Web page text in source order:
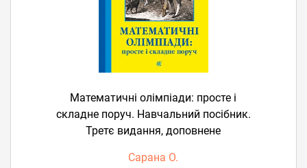
Математичні олімпіади: просте і
складне поруч. Навчальний посібник.
Третє видання, доповнене
Сарана О.